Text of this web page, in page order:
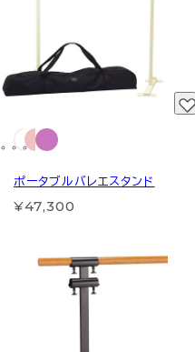
ポータブルバレエスタンド
¥47,300